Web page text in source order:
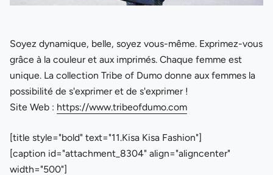
Soyez dynamique, belle, soyez vous-même. Exprimez-vous
grâce à la couleur et aux imprimés. Chaque femme est
unique. La collection Tribe of Dumo donne aux femmes la
possibilité de s'exprimer et de s'exprimer !
Site Web : https://www.tribeofdumo.com
[title style="bold" text="11.Kisa Kisa Fashion"]
[caption id="attachment_8304" align="aligncenter"
width="500"]